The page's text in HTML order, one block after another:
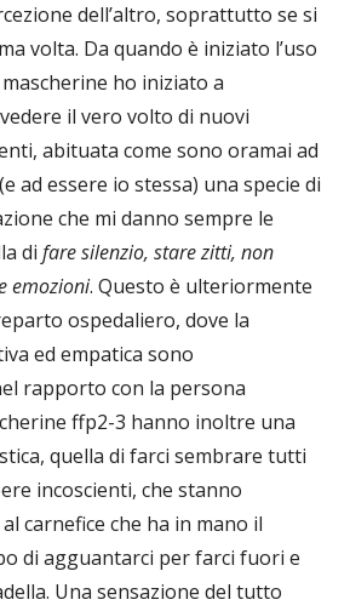
dell’altro, soprattutto se si
volta. Da quando è iniziato l’uso
ho iniziato a
il vero volto di nuovi
abituata come sono oramai ad
ad essere io stessa) una specie di
che mi danno sempre le
di fare silenzio, stare zitti, non
emozioni. Questo è ulteriormente
ospedaliero, dove la
ed empatica sono
rapporto con la persona
ffp2-3 hanno inoltre una
quella di farci sembrare tutti
incoscienti, che stanno
carnefice che ha in mano il
di agguantarci per farci fuori e
Una sensazione del tutto